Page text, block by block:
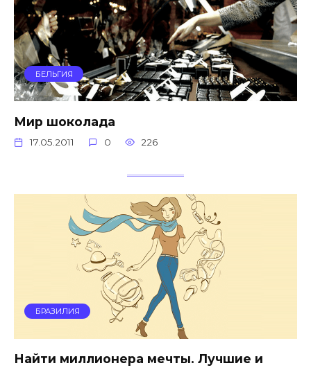
БЕЛЬГИЯ
Мир шоколада
17.05.2011 0 226
БРАЗИЛИЯ
Найти миллионера мечты. Лучшие и